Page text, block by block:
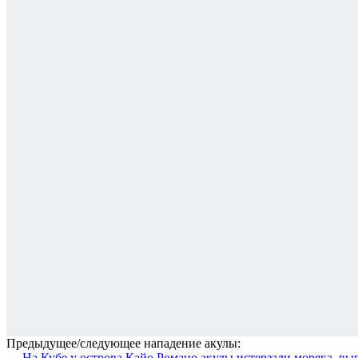
Предыдущее/следующее нападение акулы: